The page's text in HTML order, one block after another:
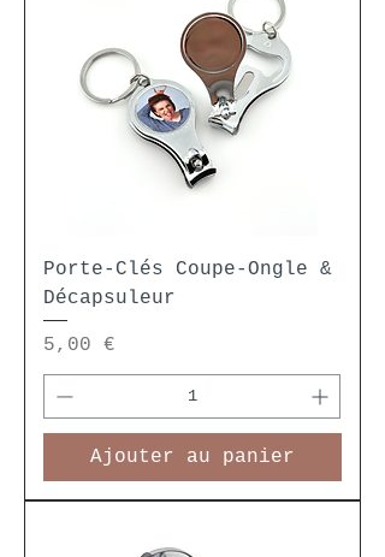
Porte-Clés Coupe-Ongle &
Décapsuleur
Prix
5,00 €
Ajouter au panier